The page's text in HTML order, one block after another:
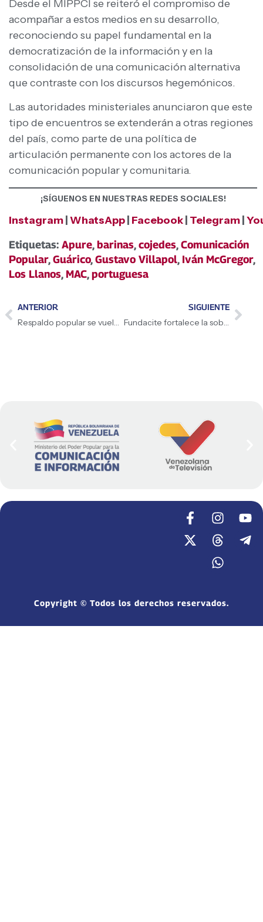
Desde el MIPPCI se reiteró el compromiso de
acompañar a estos medios en su desarrollo,
reconociendo su papel fundamental en la
democratización de la información y en la
consolidación de una comunicación alternativa
que contraste con los discursos hegemónicos.
Las autoridades ministeriales anunciaron que este
tipo de encuentros se extenderán a otras regiones
del país, como parte de una política de
articulación permanente con los actores de la
comunicación popular y comunitaria.
¡SÍGUENOS EN NUESTRAS REDES SOCIALES!
Instagram WhatsApp Facebook Telegram
Etiquetas: Apure,barinas,cojedes,Comunicación
Popular,Guárico,Gustavo Villapol, Iván McGregor,
Los Llanos, MAC,portuguesa
ANTERIOR SIGUIENTE
Copyright © Todos los derechos reservados.